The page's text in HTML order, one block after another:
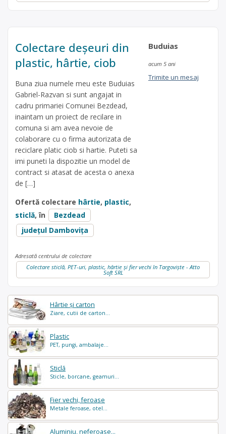
Hârtie și carton
Ziare, cutii de carton...
Plastic
PET, pungi, ambalaje...
Sticlă
Sticle, borcane, geamuri...
Fier vechi, feroase
Metale feroase, otel...
Aluminiu, neferoase...
Colectare deșeuri din
plastic, hârtie, ciob
Buna ziua numele meu este Buduias
Gabriel-Razvan si sunt angajat in
cadru primariei Comunei Bezdead,
inaintam un proiect de recilare in
comuna si am avea nevoie de
colaborare cu o firma autorizata de
reciclare platic ciob si hartie. Puteti sa
imi puneti la dispozitie un model de
contract si atasat de acesta o anexa
de […]
Ofertă colectare hârtie, plastic,
sticlă, în
Bezdead
județul Dambovița
Buduias
acum 5 ani
Trimite un mesaj
Adresată centrului de colectare
Colectare sticlă, PET-uri, plastic, hârtie și fier vechi în Targoviște - Atto
Soft SRL